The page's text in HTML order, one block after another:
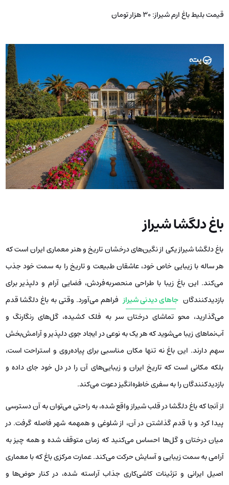
قیمت بلیط باغ ارم شیراز: ۳۰ هزار تومان
باغ دلگشا شیراز
باغ دلگشا شیراز یکی از نگین‌های درخشان تاریخ و هنر معماری ایران است که
هر ساله با زیبایی خاص خود، عاشقان طبیعت و تاریخ را به سمت خود جذب
می‌کند. این باغ زیبا با طراحی منحصربه‌فردش، فضایی آرام و دلپذیر برای
بازدیدکنندگان جاهای دیدنی شیراز فراهم می‌آورد. وقتی به باغ دلگشا قدم
می‌گذارید، محو تماشای درختان سر به فلک کشیده، گل‌های رنگارنگ و
آب‌نماهای زیبا می‌شوید که هر یک به نوعی در ایجاد جوی دلپذیر و آرامش‌بخش
سهم دارند. این باغ نه تنها مکان مناسبی برای پیاده‌روی و استراحت است،
بلکه مکانی است که تاریخ ایران و زیبایی‌های آن را در دل خود جای داده و
بازدیدکنندگان را به سفری خاطره‌انگیز دعوت می‌کند.
از آنجا که باغ دلگشا در قلب شیراز واقع شده، به راحتی می‌توان به آن دسترسی
پیدا کرد و با قدم گذاشتن در آن، از شلوغی و همهمه شهر فاصله گرفت. در
میان درختان و گل‌ها احساس می‌کنید که زمان متوقف شده و همه چیز به
آرامی به سمت زیبایی و آسایش حرکت می‌کند. عمارت مرکزی باغ که با معماری
اصیل ایرانی و تزئینات کاشی‌کاری جذاب آراسته شده، در کنار حوض‌ها و